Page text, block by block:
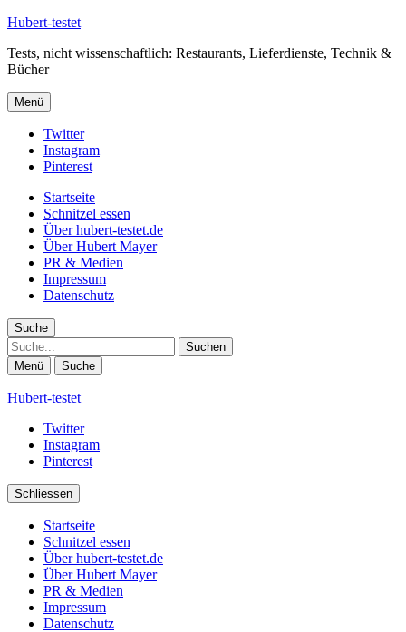
Hubert-testet
Tests, nicht wissenschaftlich: Restaurants, Lieferdienste, Technik &
Bücher
Menü
Twitter
Instagram
Pinterest
Startseite
Schnitzel essen
Über hubert-testet.de
Über Hubert Mayer
PR & Medien
Impressum
Datenschutz
Suche
Suche
Menü Suche
Hubert-testet
Twitter
Instagram
Pinterest
Schliessen
Startseite
Schnitzel essen
Über hubert-testet.de
Über Hubert Mayer
PR & Medien
Impressum
Datenschutz